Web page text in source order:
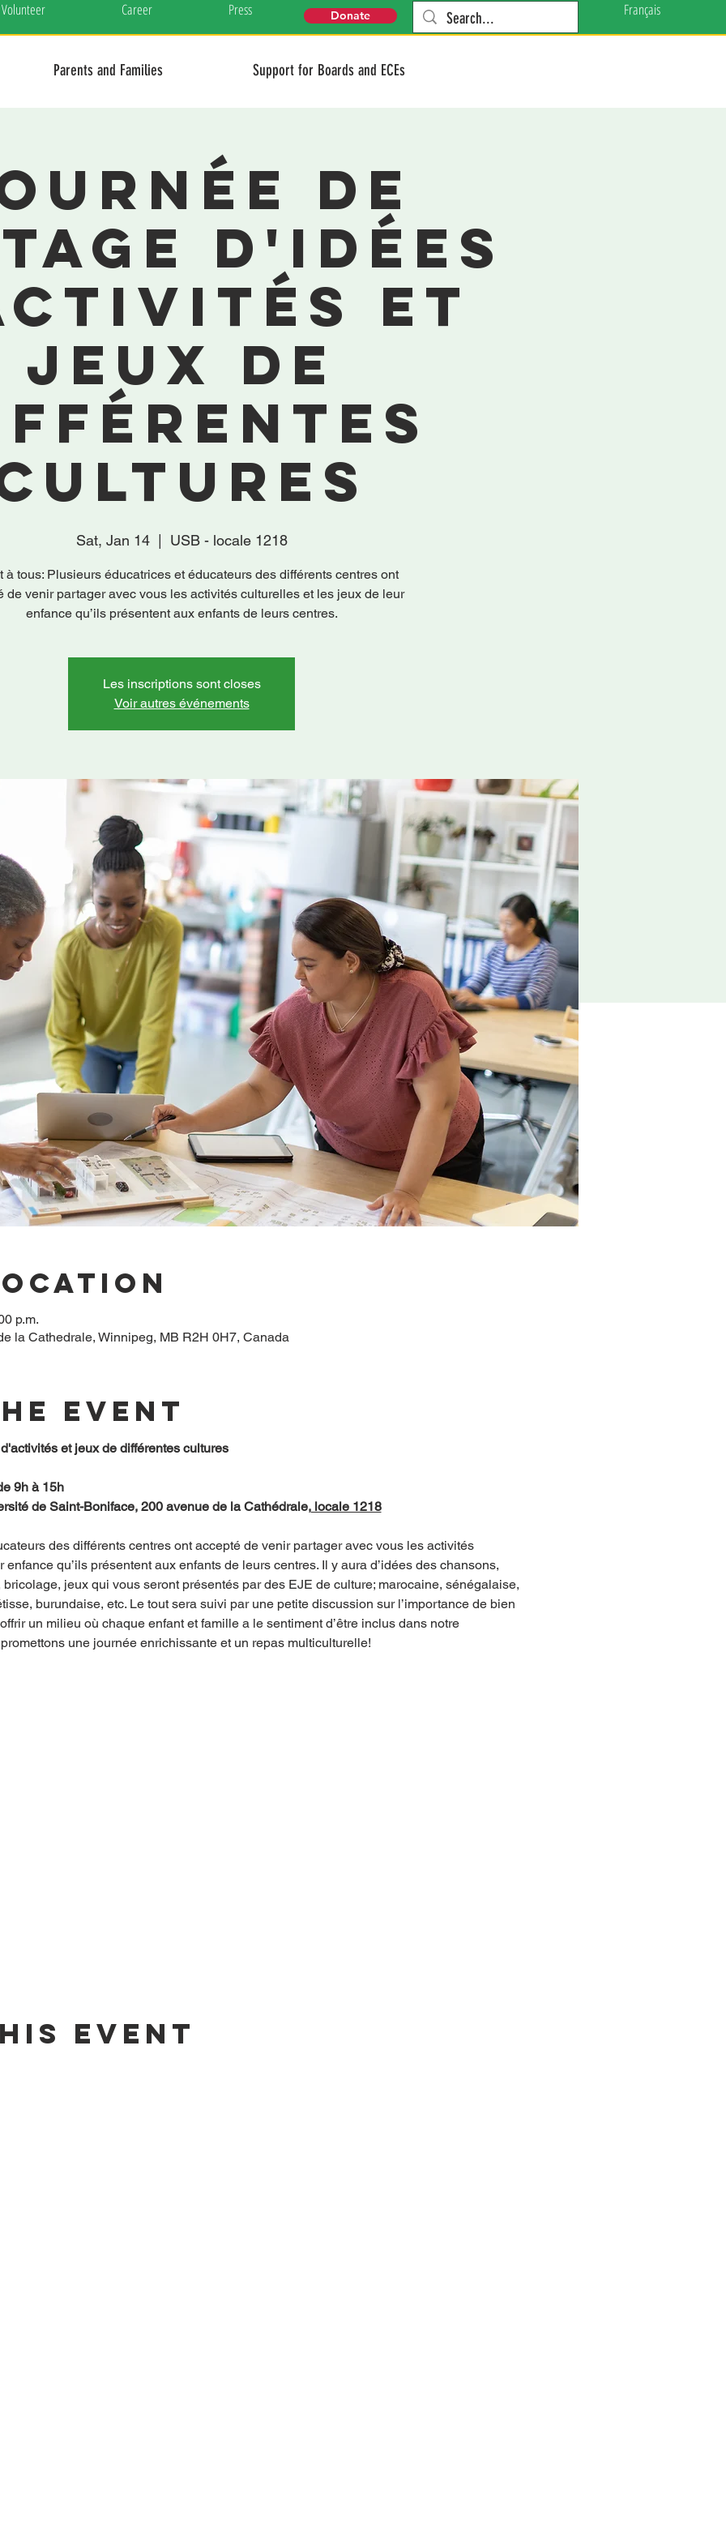
Volunteer Career Press Donate Français
Parents and Families Support for Boards and ECEs
de
d'idées
et
jeux de
Sat, Jan 14
  |
USB - locale 1218
à tous: Plusieurs éducatrices et éducateurs des différents centres ont
de venir partager avec vous les activités culturelles et les jeux de leur
enfance qu’ils présentent aux enfants de leurs centres.
Les inscriptions sont closes
Voir autres événements
p.m.
la Cathedrale, Winnipeg, MB R2H 0H7, Canada
event
et jeux de différentes cultures
9h à 15h
de Saint-Boniface, 200 avenue de la Cathédrale, locale 1218
des différents centres ont accepté de venir partager avec vous les activités
qu’ils présentent aux enfants de leurs centres. Il y aura d’idées des chansons,
jeux qui vous seront présentés par des EJE de culture; marocaine, sénégalaise,
burundaise, etc. Le tout sera suivi par une petite discussion sur l’importance de bien
un milieu où chaque enfant et famille a le sentiment d’être inclus dans notre
une journée enrichissante et un repas multiculturelle!
event